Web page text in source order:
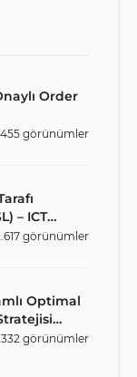
Order
görünümler
– ICT
görünümler
Optimal
görünümler